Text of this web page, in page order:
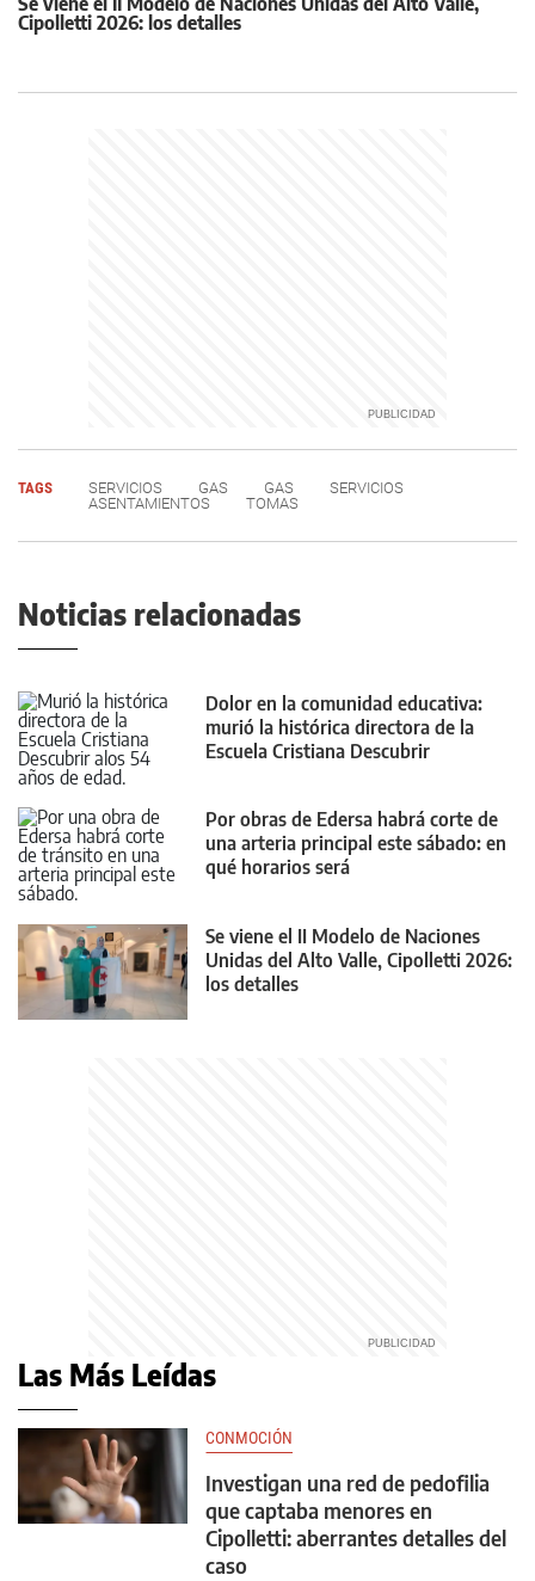
Cipolletti 2026: los detalles
TAGS SERVICIOS GAS GAS
SERVICIOS
ASENTAMIENTOS
TOMAS
Noticias relacionadas
Dolor en la comunidad educativa:
murió la histórica directora de la
Escuela Cristiana Descubrir
Por obras de Edersa habrá corte de
una arteria principal este sábado: en
qué horarios será
Se viene el II Modelo de Naciones
Unidas del Alto Valle, Cipolletti 2026:
los detalles
Las Más Leídas
CONMOCIÓN
Investigan una red de pedofilia
que captaba menores en
Cipolletti: aberrantes detalles del
caso